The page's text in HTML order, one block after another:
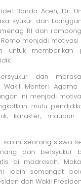
Banda Aceh, Dr.
syukur dan
RI dan
menjadi
untuk memberikan
dan
Wakil Menteri
ini menjadi
mutu
karakter, maupun
salah seorang siswa
dan bersyukur
di madrasah.
lebih semangat
dan Wakil